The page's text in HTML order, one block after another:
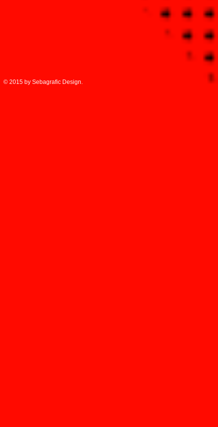
© 2015 by Sebagrafic Design.